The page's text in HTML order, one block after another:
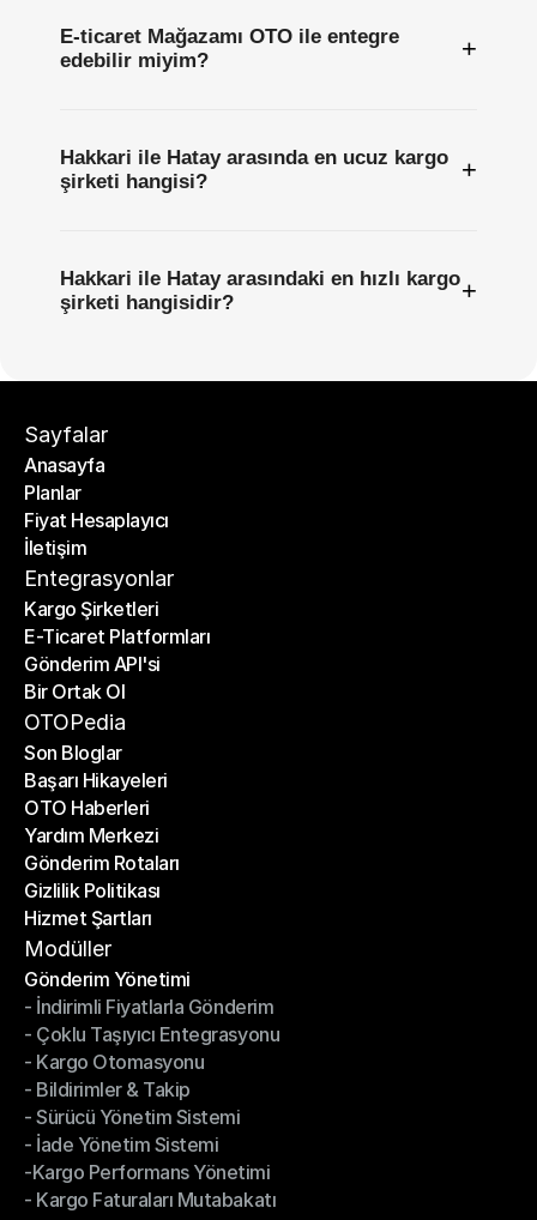
E-ticaret Mağazamı OTO ile entegre
edebilir miyim?
+
Hakkari ile Hatay arasında en ucuz kargo
şirketi hangisi?
+
Hakkari ile Hatay arasındaki en hızlı kargo
şirketi hangisidir?
+
Sayfalar
Anasayfa
Anasayfa
Planlar
Planlar
Fiyat Hesaplayıcı
Fiyat Hesaplayıcı
İletişim
İletişim
Entegrasyonlar
Kargo Şirketleri
Kargo Şirketleri
E-Ticaret Platformları
E-Ticaret Platformları
Gönderim API'si
Gönderim API'si
Bir Ortak Ol
Bir Ortak Ol
OTOPedia
Son Bloglar
Son Bloglar
Başarı Hikayeleri
Başarı Hikayeleri
OTO Haberleri
OTO Haberleri
Yardım Merkezi
Yardım Merkezi
Gönderim Rotaları
Gönderim Rotaları
Gizlilik Politikası
Gizlilik Politikası
Hizmet Şartları
Hizmet Şartları
Modüller
Gönderim Yönetimi
Gönderim Yönetimi
- İndirimli Fiyatlarla Gönderim
- İndirimli Fiyatlarla Gönderim
- Çoklu Taşıyıcı Entegrasyonu
- Çoklu Taşıyıcı Entegrasyonu
- Kargo Otomasyonu
- Kargo Otomasyonu
- Bildirimler & Takip
- Bildirimler & Takip
- Sürücü Yönetim Sistemi
- Sürücü Yönetim Sistemi
- İade Yönetim Sistemi
- İade Yönetim Sistemi
-Kargo Performans Yönetimi
-Kargo Performans Yönetimi
- Kargo Faturaları Mutabakatı